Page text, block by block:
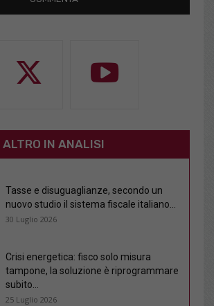
ALTRO IN ANALISI
Tasse e disuguaglianze, secondo un
nuovo studio il sistema fiscale italiano...
30 Luglio 2026
Crisi energetica: fisco solo misura
tampone, la soluzione è riprogrammare
subito...
25 Luglio 2026